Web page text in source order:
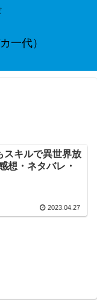
一代）
スキルで異世界放
想・ネタバレ・
2023.04.27